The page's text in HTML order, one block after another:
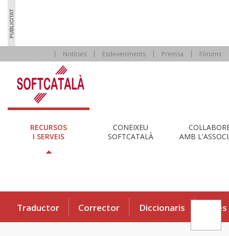
Notícies Esdeveniments Premsa Fòrums
RECURSOS
I SERVEIS
CONEIXEU
SOFTCATALÀ
AMB
Traductor Corrector Diccionaris Eines